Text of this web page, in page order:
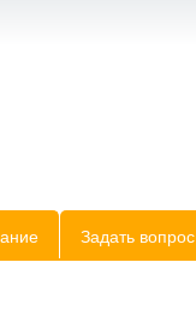
Задать вопрос